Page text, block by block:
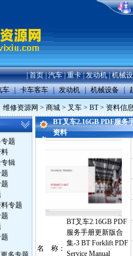
|首页|汽车|重卡|发动机|机械
车 | 卡车客车 | 发动机 | 机械设备 |
维修资源网 > 商城 > 叉车 > BT> 资料信
题
辑
专题
BT叉车2.16GB PDF服务
资料
名 称：
BT叉车2.16GB PDF
服务手册更新版合
集-3 BT Forklift PDF
Service Manual